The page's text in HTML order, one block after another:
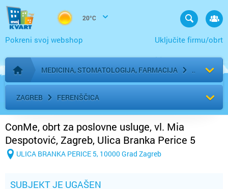
20°C
Uključite firmu/obrt
Pokreni svoj webshop
Početna stranica
MEDICINA, STOMATOLOGIJA, FARMACIJA
ZAGREB FERENŠČICA
ConMe, obrt za poslovne usluge, vl. Mia
Despotović, Zagreb, Ulica Branka Perice 5
ULICA BRANKA PERICE 5, 10000 Grad Zagreb
SUBJEKT JE UGAŠEN